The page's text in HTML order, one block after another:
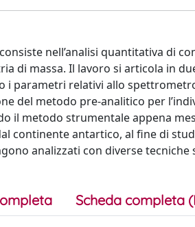
nell’analisi quantitativa di
di massa. Il lavoro si articola in
parametri relativi allo
del metodo pre-analitico per
il metodo strumentale appena
continente antartico, al fine di
analizzati con diverse
Scheda completa